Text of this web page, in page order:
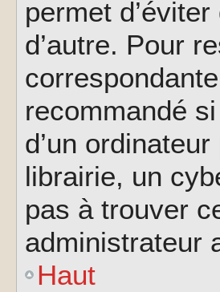
permet
d’autre. Pour
recommandé
d’un
librairie, un
pas à trouver
administrateur
Haut